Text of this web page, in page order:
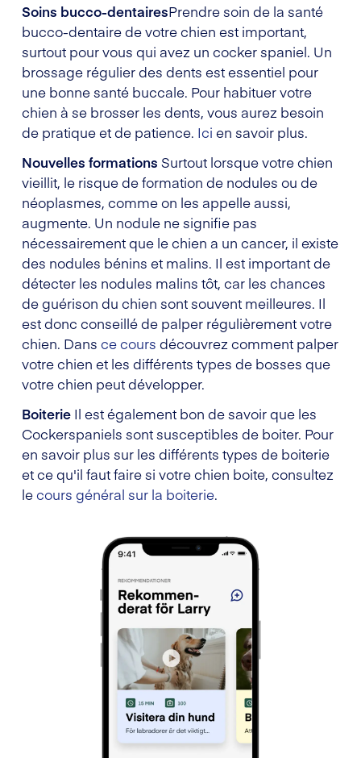
Soins bucco-dentairesPrendre soin de la santé
bucco-dentaire de votre chien est important,
surtout pour vous qui avez un cocker spaniel. Un
brossage régulier des dents est essentiel pour
une bonne santé buccale. Pour habituer votre
chien à se brosser les dents, vous aurez besoin
de pratique et de patience. Ici en savoir plus.
Nouvelles formations Surtout lorsque votre chien
vieillit, le risque de formation de nodules ou de
néoplasmes, comme on les appelle aussi,
augmente. Un nodule ne signifie pas
nécessairement que le chien a un cancer, il existe
des nodules bénins et malins. Il est important de
détecter les nodules malins tôt, car les chances
de guérison du chien sont souvent meilleures. Il
est donc conseillé de palper régulièrement votre
chien. Dans ce cours découvrez comment palper
votre chien et les différents types de bosses que
votre chien peut développer.
Boiterie Il est également bon de savoir que les
Cockerspaniels sont susceptibles de boiter. Pour
en savoir plus sur les différents types de boiterie
et ce qu'il faut faire si votre chien boite, consultez
lecours général sur la boiterie.